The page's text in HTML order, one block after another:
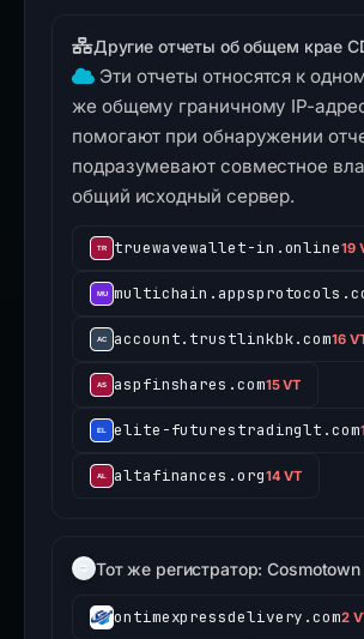
Другие отчеты об общем крае
Эти отчеты относятся к
же общему граничному IP-
помогают при обнаружении
подразумевают совместное
общий исходный сервер.
truewavewallet-in.online19
account.trustlinkbk.com16
aspfinshares.com15 VT
elite-futurestradinglt.com
altafinances.org14 VT
Тот же регистратор: Cosmotown
ontimexpressdelivery.com2